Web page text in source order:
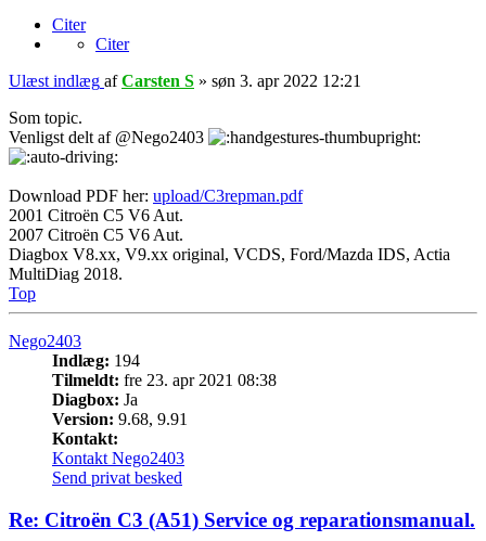
Citer
Citer
Ulæst indlæg afCarsten S » søn 3. apr 2022 12:21
Som topic.
Venligst delt af @Nego2403
Download PDF her: upload/C3repman.pdf
2001 Citroën C5 V6 Aut.
2007 Citroën C5 V6 Aut.
Diagbox V8.xx, V9.xx original, VCDS, Ford/Mazda IDS, Actia
MultiDiag 2018.
Top
Nego2403
Indlæg: 194
Tilmeldt: fre 23. apr 2021 08:38
Diagbox: Ja
Version: 9.68, 9.91
Kontakt:
Kontakt Nego2403
Send privat besked
Re: Citroën C3 (A51) Service og reparationsmanual.